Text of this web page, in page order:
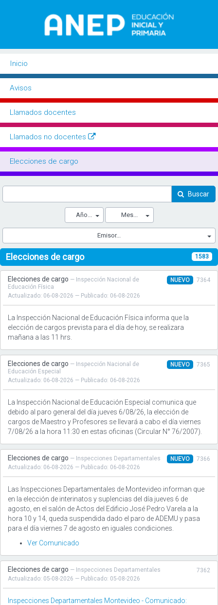
Buscador
Inicio
Avisos
Llamados docentes
Llamados no docentes
Elecciones de cargo
Buscar
Año... Mes...
Emisor...
Elecciones de cargo 1583
7364
NUEVO
Elecciones de cargo — Inspección Nacional de
Educación Física
Actualizado: 06-08-2026 — Publicado: 06-08-2026
La Inspección Nacional de Educación Física informa que la
elección de cargos prevista para el día de hoy, se realizara
mañana a las 11 hrs.
7365
NUEVO
Elecciones de cargo — Inspección Nacional de
Educación Especial
Actualizado: 06-08-2026 — Publicado: 06-08-2026
La Inspección Nacional de Educación Especial comunica que
debido al paro general del día jueves 6/08/26, la elección de
cargos de Maestro y Profesores se llevará a cabo el día viernes
7/08/26 a la hora 11:30 en estas oficinas (Circular N° 76/2007).
7366
NUEVO
Elecciones de cargo — Inspecciones Departamentales
Actualizado: 06-08-2026 — Publicado: 06-08-2026
Las Inspecciones Departamentales de Montevideo informan que
en la elección de interinatos y suplencias del día jueves 6 de
agosto, en el salón de Actos del Edificio José Pedro Varela a la
hora 10 y 14, queda suspendida dado el paro de ADEMU y pasa
para el día viernes 7 de agosto en iguales condiciones.
Ver Comunicado
7362
Elecciones de cargo — Inspecciones Departamentales
Actualizado: 05-08-2026 — Publicado: 05-08-2026
Inspecciones Departamentales Montevideo - Comunicado: